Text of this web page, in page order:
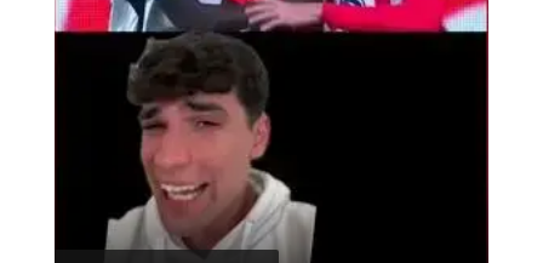
Video